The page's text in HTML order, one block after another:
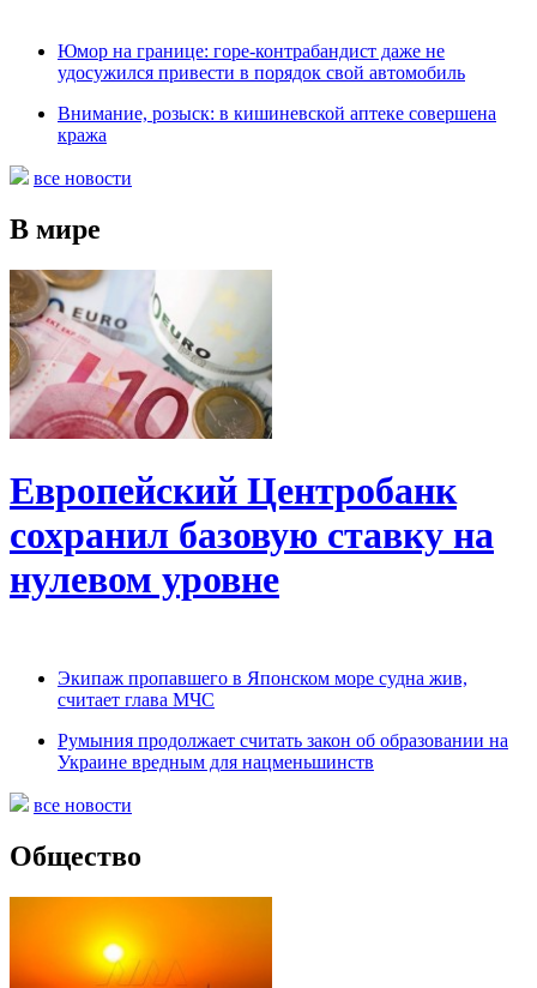
Юмор на границе: горе-контрабандист даже не
удосужился привести в порядок свой автомобиль
Внимание, розыск: в кишиневской аптеке совершена
кража
все новости
В мире
Европейский Центробанк
сохранил базовую ставку на
нулевом уровне
Экипаж пропавшего в Японском море судна жив,
считает глава МЧС
Румыния продолжает считать закон об образовании на
Украине вредным для нацменьшинств
все новости
Общество